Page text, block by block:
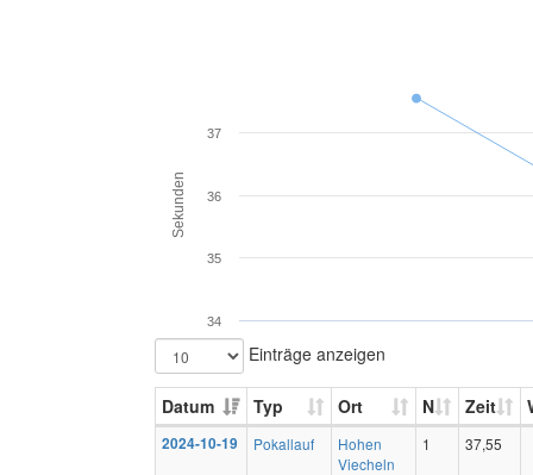
Sekunden
34
35
36
37
Einträge anzeigen
Datum Typ Ort N Zeit
2024-10-19 Pokallauf
Hohen
Viecheln
1 37,55